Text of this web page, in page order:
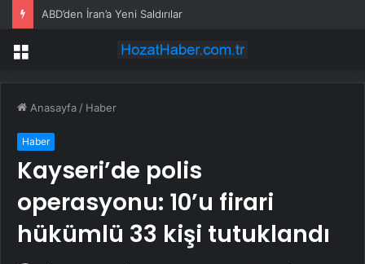
ABD’den İran’a Yeni Saldırılar
Menü
Anasayfa / Haber
Haber
Kayseri’de polis
operasyonu: 10’u firari
hükümlü 33 kişi tutuklandı